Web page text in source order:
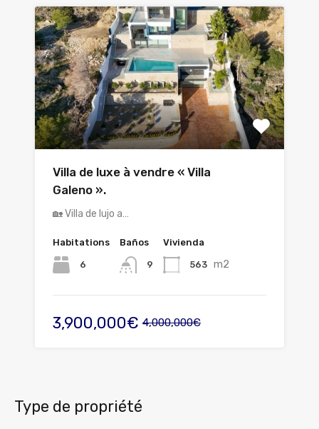
Villa de luxe à vendre « Villa
Galeno ».
🏡 Villa de lujo a…
Habitations
6
Baños
9
Vivienda
563 m2
3,900,000€ 4,000,000€
Type de propriété